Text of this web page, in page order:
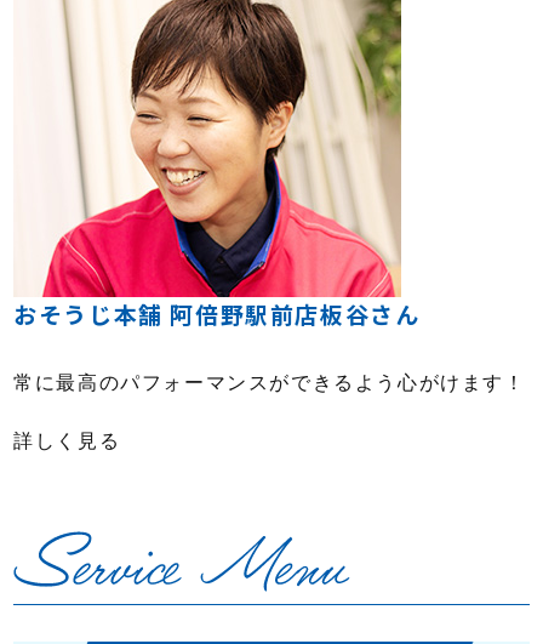
おそうじ本舗 阿倍野駅前店板谷さん
常に最高のパフォーマンスができるよう心がけます！
詳しく見る